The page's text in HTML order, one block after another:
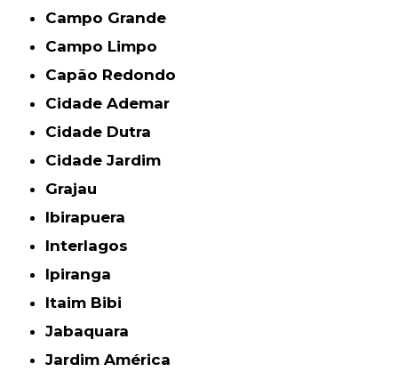
Campo Grande
Campo Limpo
Capão Redondo
Cidade Ademar
Cidade Dutra
Cidade Jardim
Grajau
Ibirapuera
Interlagos
Ipiranga
Itaim Bibi
Jabaquara
Jardim América